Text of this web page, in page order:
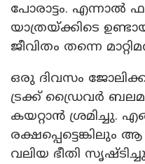
പോരാട്ടം. എന്നാൽ
യാത്രയ്ക്കിടെ
ജീവിതം തന്നെ
ഒരു ദിവസം
ട്രക്ക് ഡ്രൈവർ
കയറ്റാൻ ശ്രമിച്ചു.
രക്ഷപ്പെട്ടെങ്കിലും
വലിയ ഭീതി സൃഷ്ടിച്ചു.